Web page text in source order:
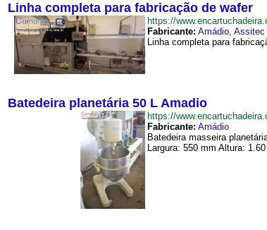
Linha completa para fabricação de wafer
https://
Fabricante: Amádio, Assitec
Linha completa para
Batedeira planetária 50 L Amadio
https://
Fabricante: Amádio
Batedeira masseira
Largura: 550 mm Altura: